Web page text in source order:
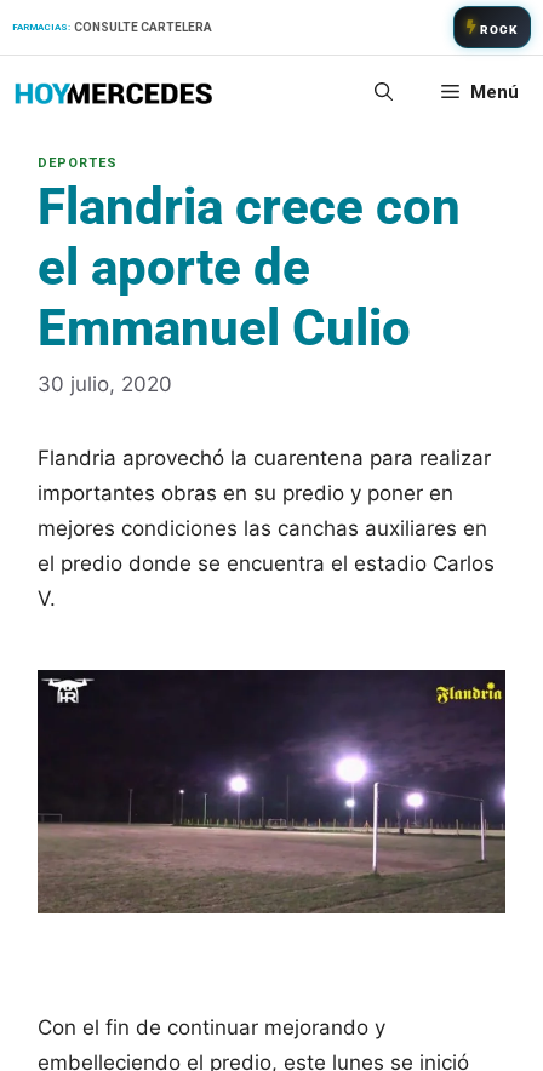
FARMACIAS: CONSULTE CARTELERA ROCK
Menú
Flandria crece con
el aporte de
Emmanuel Culio
30 julio, 2020
Flandria aprovechó la cuarentena para realizar
importantes obras en su predio y poner en
mejores condiciones las canchas auxiliares en
el predio donde se encuentra el estadio Carlos
V.
Con el fin de continuar mejorando y
embelleciendo el predio, este lunes se inició